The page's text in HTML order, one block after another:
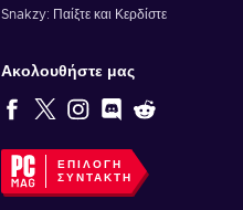
Snakzy: Παίξτε και Κερδίστε
Ακολουθήστε μας
ΕΠΙΛΟΓΉ
ΣΥΝΤΆΚΤΗ